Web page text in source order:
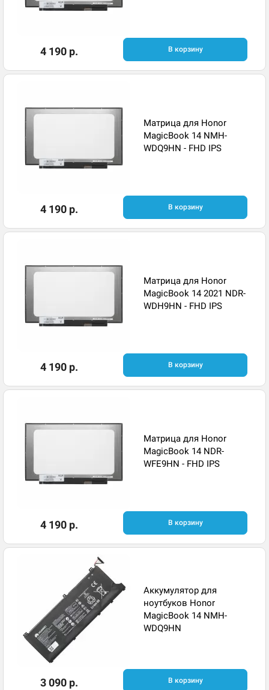
4 190 р. В корзину
Матрица для Honor
MagicBook 14 NMH-
WDQ9HN - FHD IPS
4 190 р. В корзину
Матрица для Honor
MagicBook 14 2021 NDR-
WDH9HN - FHD IPS
4 190 р. В корзину
Матрица для Honor
MagicBook 14 NDR-
WFE9HN - FHD IPS
4 190 р. В корзину
Аккумулятор для
ноутбуков Honor
MagicBook 14 NMH-
WDQ9HN
3 090 р. В корзину